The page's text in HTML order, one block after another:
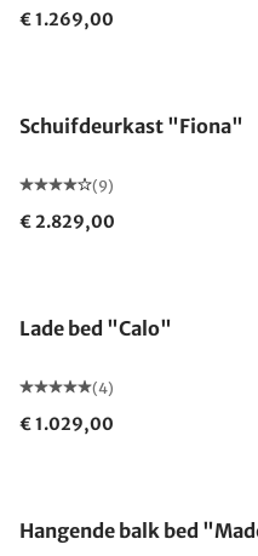
€ 1.269,00
Schuifdeurkast "Fiona"
(9)
€ 2.829,00
Lade bed "Calo"
(4)
€ 1.029,00
Hangende balk bed